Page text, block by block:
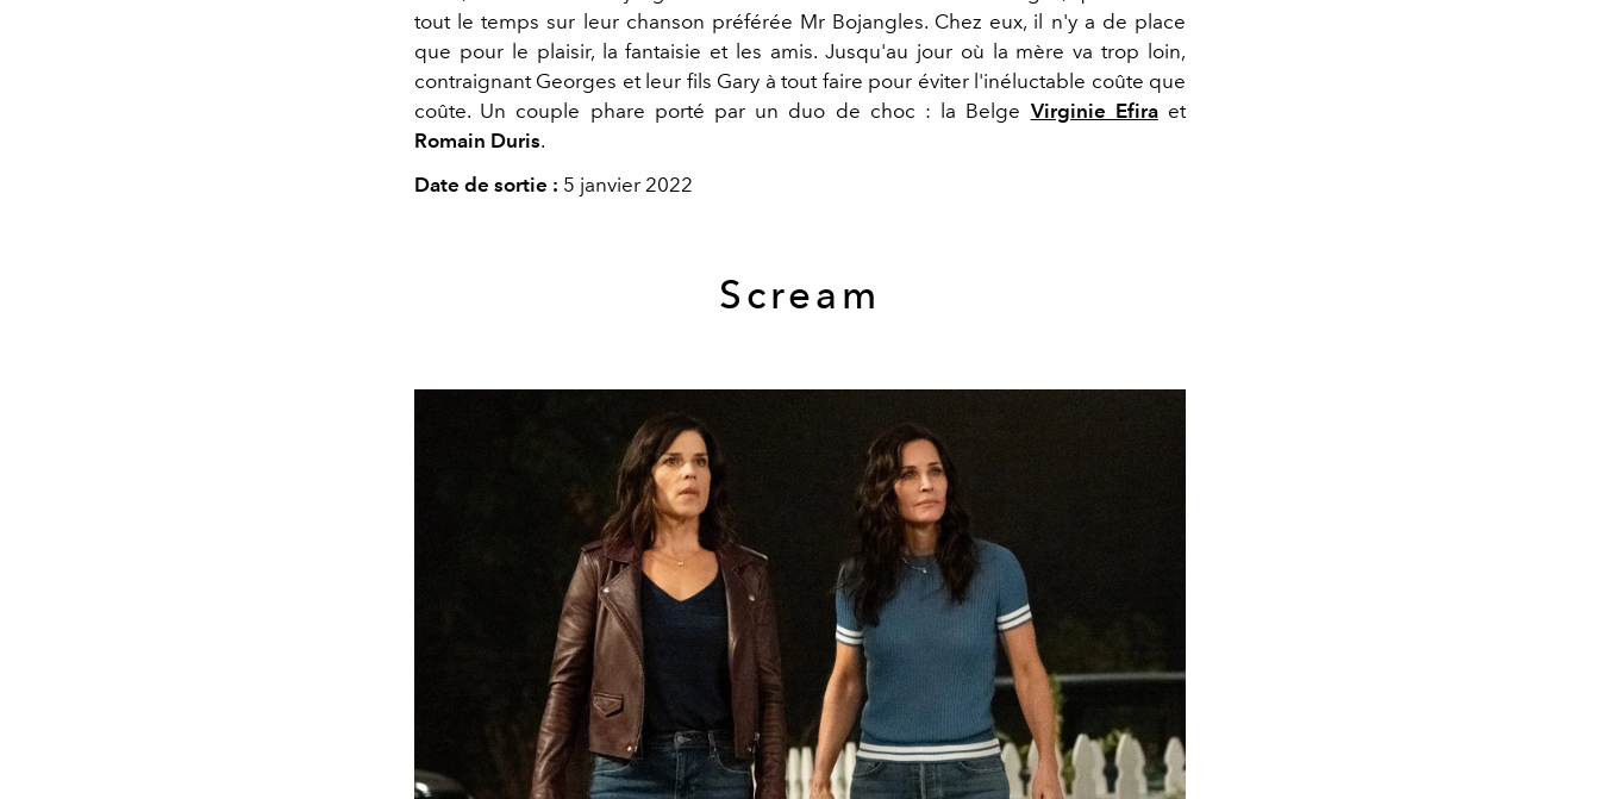
tout le temps sur leur chanson préférée Mr Bojangles. Chez eux, il n'y a de place
que pour le plaisir, la fantaisie et les amis. Jusqu'au jour où la mère va trop loin,
contraignant Georges et leur fils Gary à tout faire pour éviter l'inéluctable coûte que
coûte. Un couple phare porté par un duo de choc : la Belge Virginie Efiraet
Romain Duris.
Date de sortie : 5 janvier 2022
Scream